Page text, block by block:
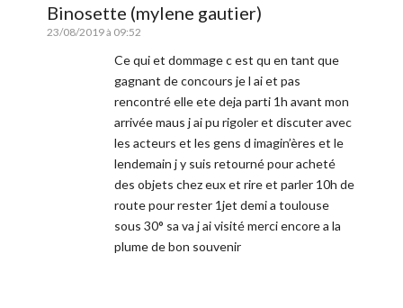
Binosette (mylene gautier)
23/08/2019 à 09:52
Ce qui et dommage c est qu en tant que
gagnant de concours je l ai et pas
rencontré elle ete deja parti 1h avant mon
arrivée maus j ai pu rigoler et discuter avec
les acteurs et les gens d imagin’ères et le
lendemain j y suis retourné pour acheté
des objets chez eux et rire et parler 10h de
route pour rester 1jet demi a toulouse
sous 30° sa va j ai visité merci encore a la
plume de bon souvenir